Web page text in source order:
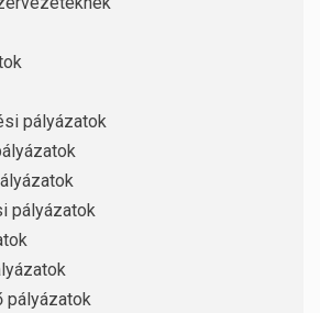
pályázatok
pályázatok
pályázatok